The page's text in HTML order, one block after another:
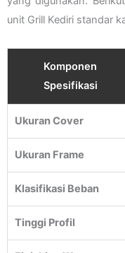
unit Grill Kediri standar
Komponen
Spesifikasi
Ukuran Cover
Ukuran Frame
Klasifikasi Beban
Tinggi Profil